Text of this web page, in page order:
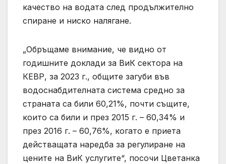
качество на водата след продължително
спиране и ниско налягане.
„Обръщаме внимание, че видно от
годишните доклади за ВиК сектора на
КЕВР, за 2023 г., общите загуби във
водоснабдителната система средно за
страната са били 60,21%, почти същите,
които са били и през 2015 г. – 60,34% и
през 2016 г. – 60,76%, когато е приета
действащата наредба за регулиране на
цените на ВиК услугите“, посочи Цветанка